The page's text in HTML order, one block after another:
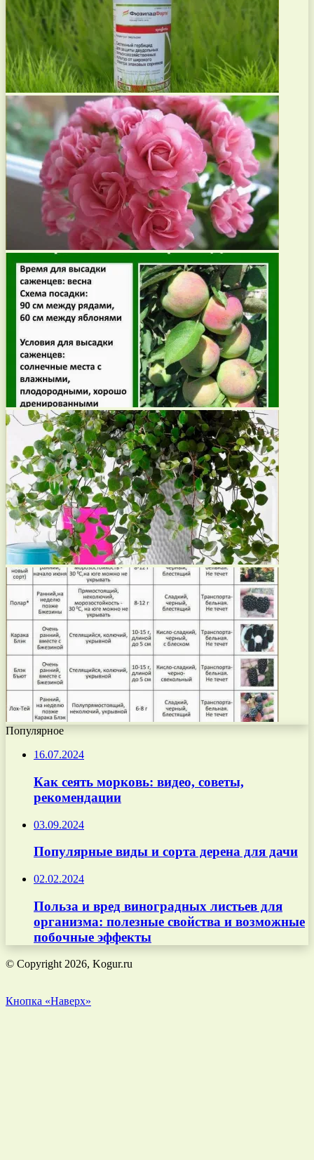
Популярное
16.07.2024
Как сеять морковь: видео, советы,
рекомендации
03.09.2024
Популярные виды и сорта дерена для дачи
02.02.2024
Польза и вред виноградных листьев для
организма: полезные свойства и возможные
побочные эффекты
© Copyright 2026, Kogur.ru
Кнопка «Наверх»